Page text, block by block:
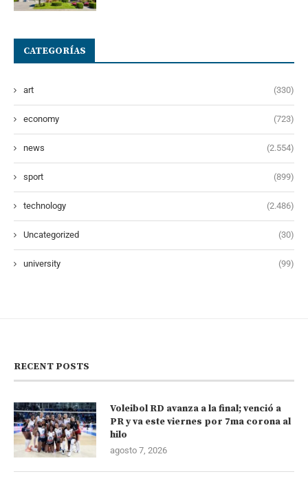
CATEGORÍAS
art (330)
economy (723)
news (2.554)
sport (899)
technology (2.486)
Uncategorized (30)
university (99)
RECENT POSTS
Voleibol RD avanza a la final; venció a
PR y va este viernes por 7ma corona al
hilo
agosto 7, 2026